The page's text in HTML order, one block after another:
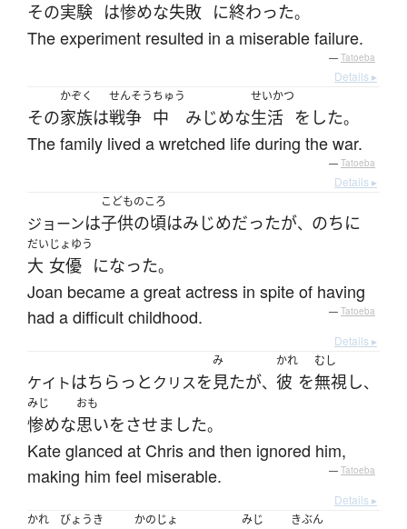
その実験 は惨めな失敗 に終わった。
The experiment resulted in a miserable failure.
— Tatoeba
Details ▸
その
かぞく
家族は
せんそう
戦争
ちゅう
中 みじめな
せいかつ
生活 を した。
The family lived a wretched life during the war.
— Tatoeba
Details ▸
ジョーンは
こどものころ
子供の頃はみじめだったが、 のちに
だい
大
じょゆう
女優 になった。
Joan became a great actress in spite of having
had a difficult childhood.
— Tatoeba
Details ▸
ケイトはちらっとクリスを
み
見たが、
かれ
彼 を
むし
無視し、
みじ
惨めな
おも
思いをさせました。
Kate glanced at Chris and then ignored him,
making him feel miserable.
— Tatoeba
Details ▸
かれ
びょうき かのじょ みじ きぶん